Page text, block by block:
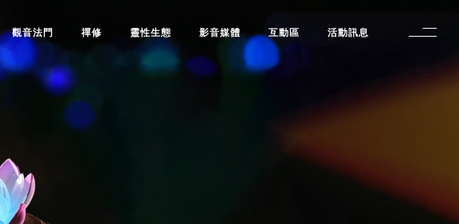
觀音法門 禪修 靈性生態 影音媒體 互動區 活動訊息